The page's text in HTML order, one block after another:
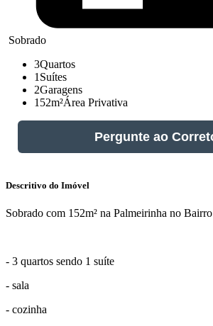
Sobrado
3Quartos
1 Suítes
2Garagens
152m²Área Privativa
Pergunte ao
Descritivo do Imóvel
Sobrado com 152m² na Palmeirinha no
- 3 quartos sendo 1 suíte
- sala
- cozinha